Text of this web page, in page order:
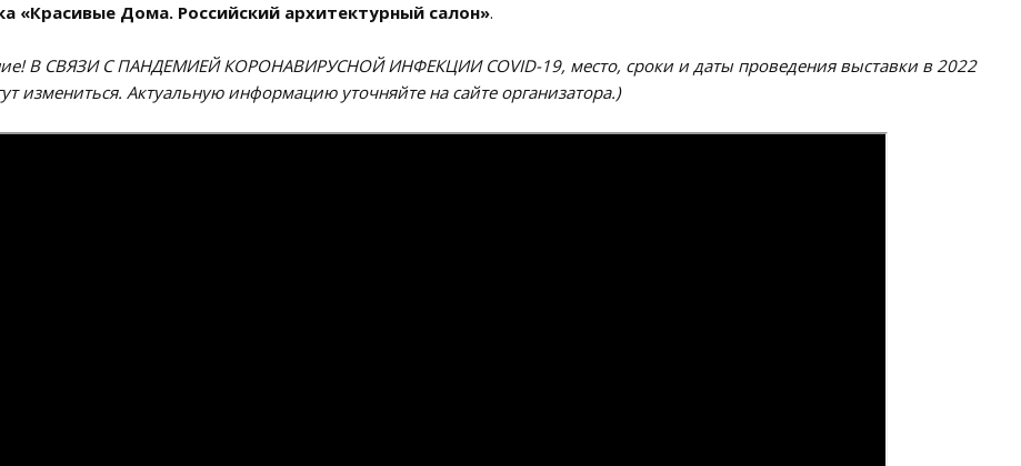
«Красивые Дома. Российский архитектурный салон».
В СВЯЗИ С ПАНДЕМИЕЙ КОРОНАВИРУСНОЙ ИНФЕКЦИИ COVID-19, место, сроки и даты проведения выставки в 2022
измениться. Актуальную информацию уточняйте на сайте организатора.)